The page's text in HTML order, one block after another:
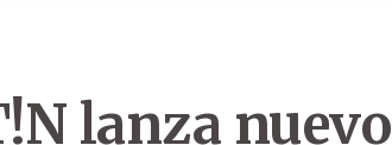
lanza nuevo